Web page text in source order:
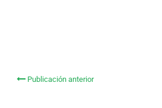
Publicación anterior